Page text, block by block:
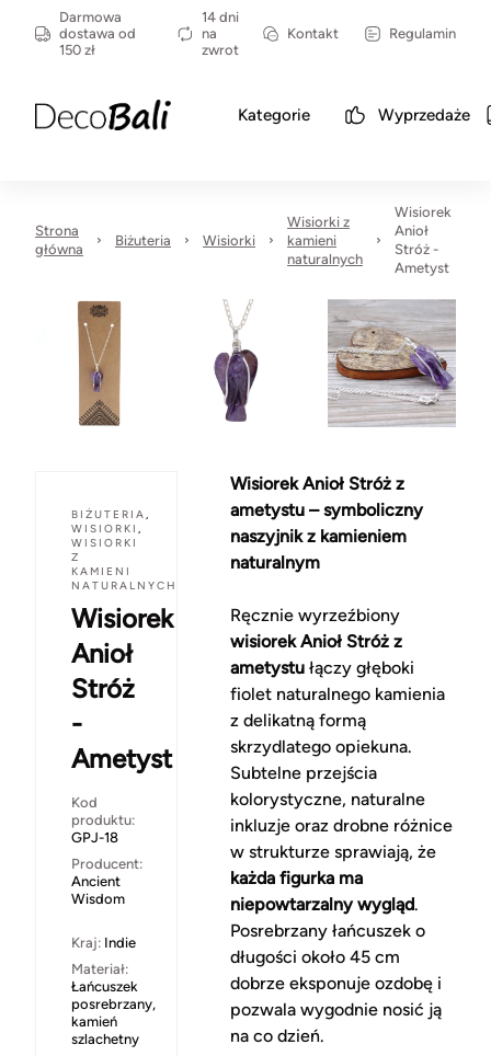
Darmowa
dostawa od
150 zł
14 dni
na
zwrot
Kontakt Regulamin
Kategorie Wyprzedaże
Strona
główna
Biżuteria Wisiorki
Wisiorki z
kamieni
naturalnych
Wisiorek
Anioł
Stróż -
Ametyst
BIŻUTERIA,
WISIORKI ,
WISIORKI
Z
KAMIENI
NATURALNYCH
Wisiorek
Anioł
Stróż
-
Ametyst
Kod
produktu:
GPJ-18
Producent:
Ancient
Wisdom
Kraj: Indie
Materiał:
Łańcuszek
posrebrzany,
kamień
szlachetny
Wisiorek Anioł Stróż z
ametystu – symboliczny
naszyjnik z kamieniem
naturalnym
Ręcznie wyrzeźbiony
wisiorek Anioł Stróż z
ametystułączy głęboki
fiolet naturalnego kamienia
z delikatną formą
skrzydlatego opiekuna.
Subtelne przejścia
kolorystyczne, naturalne
inkluzje oraz drobne różnice
w strukturze sprawiają, że
każda figurka ma
niepowtarzalny wygląd.
Posrebrzany łańcuszek o
długości około 45 cm
dobrze eksponuje ozdobę i
pozwala wygodnie nosić ją
na co dzień.